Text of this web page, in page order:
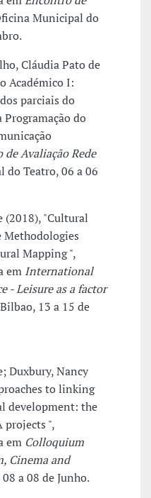
Municipal do
Cláudia Pato de
Académico I:
parciais do
do
Avaliação Rede
do Teatro, 06 a 06
(2018), "Cultural
Mapping ",
em International
- Leisure as a factor
13 a 15 de
Duxbury, Nancy
to linking
development: the
projects ",
em Colloquium
Cinema and
08 a 08 de Junho.